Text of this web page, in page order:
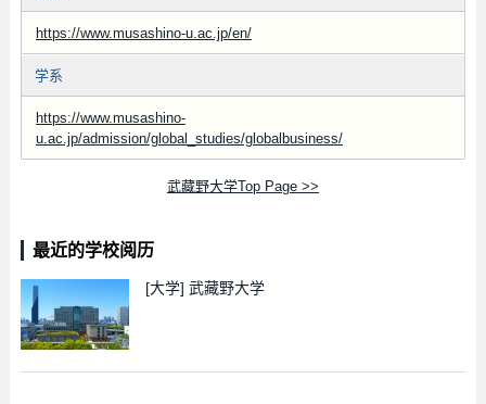
https://www.musashino-u.ac.jp/en/
学系
https://www.musashino-
u.ac.jp/admission/global_studies/globalbusiness/
武藏野大学Top Page >>
最近的学校阅历
[大学] 武藏野大学